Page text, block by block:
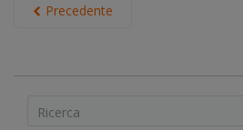
Precedente